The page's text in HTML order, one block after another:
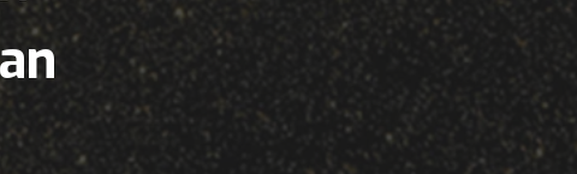
| Dr.